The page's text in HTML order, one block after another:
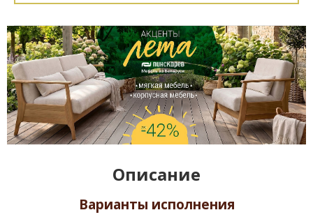
Описание
Варианты исполнения